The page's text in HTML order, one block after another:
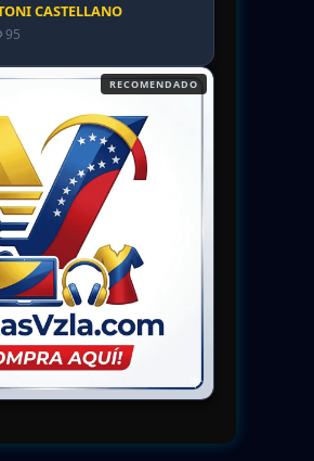
CASTELLANO
95
RECOMENDADO